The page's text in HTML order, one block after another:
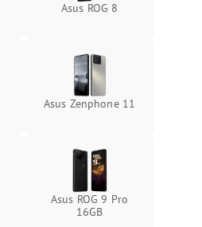
Asus ROG 8
Asus Zenphone 11
Asus ROG 9 Pro
16GB